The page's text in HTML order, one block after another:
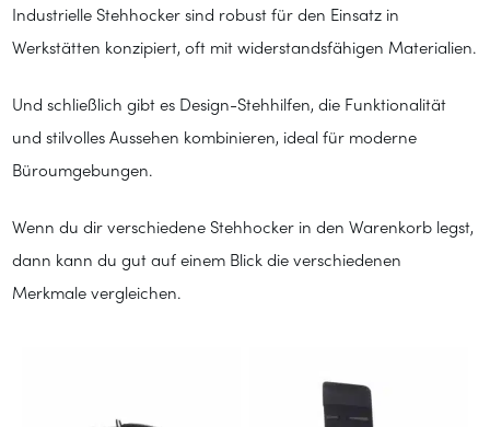
Industrielle Stehhocker sind robust für den Einsatz in
Werkstätten konzipiert, oft mit widerstandsfähigen Materialien.
Und schließlich gibt es Design-Stehhilfen, die Funktionalität
und stilvolles Aussehen kombinieren, ideal für moderne
Büroumgebungen.
Wenn du dir verschiedene Stehhocker in den Warenkorb legst,
dann kann du gut auf einem Blick die verschiedenen
Merkmale vergleichen.